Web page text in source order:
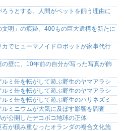
うとする。人間がペットを飼う理由に
明」の痕跡。400もの巨大遺構を新たに
でヒューマノイドロボットが家事代行
壁に、10年前の自分が写った写真が飾
ミ缶を転がして遊ぶ野生のヤマアラシ
ミ缶を転がして遊ぶ野生のヤマアラシ
ミ缶を転がして遊ぶ野生のハリネズミ
ミニウムが大気に及ぼす影響を調査
公開したデコボコ地球の正体
が積み重なったオランダの複合文化施